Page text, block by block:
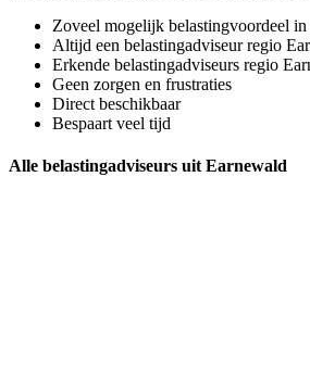
Zoveel mogelijk belastingvoordeel
Altijd een belastingadviseur regio
Erkende belastingadviseurs regio
Geen zorgen en frustraties
Direct beschikbaar
Bespaart veel tijd
Alle belastingadviseurs uit Earnewald